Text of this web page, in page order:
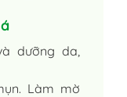
dưỡng da,
Làm mờ